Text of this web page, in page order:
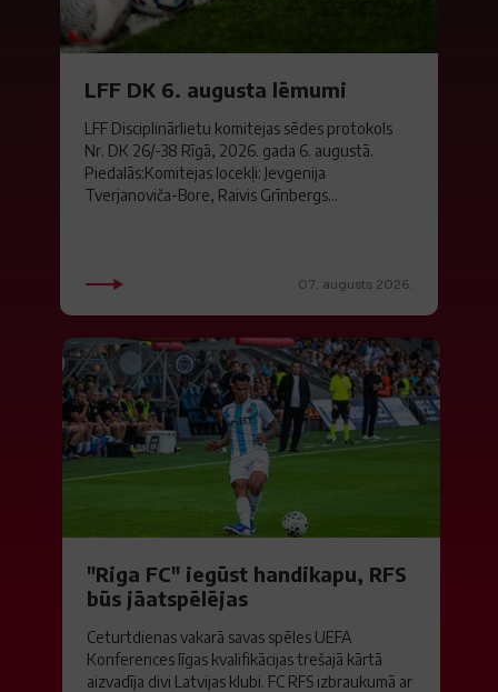
LFF DK 6. augusta lēmumi
LFF Disciplinārlietu komitejas sēdes protokols
Nr. DK 26/-38 Rīgā, 2026. gada 6. augustā.
Piedalās:Komitejas locekļi: Jevgenija
Tverjanoviča-Bore, Raivis Grīnbergs...
07. augusts 2026.
"Riga FC" iegūst handikapu, RFS
būs jāatspēlējas
Ceturtdienas vakarā savas spēles UEFA
Konferences līgas kvalifikācijas trešajā kārtā
aizvadīja divi Latvijas klubi. FC RFS izbraukumā ar